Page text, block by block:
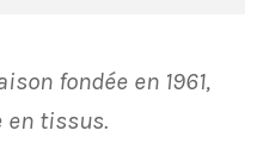
fondée en 1961,
en tissus.